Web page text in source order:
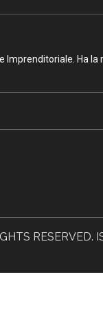
Imprenditoriale. Ha
RESERVED.